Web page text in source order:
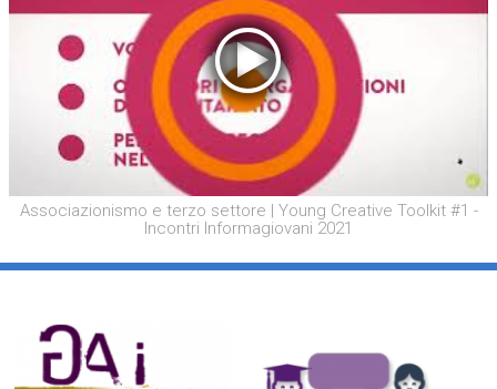
Associazionismo e terzo settore | Young Creative Toolkit #1 -
Incontri Informagiovani 2021